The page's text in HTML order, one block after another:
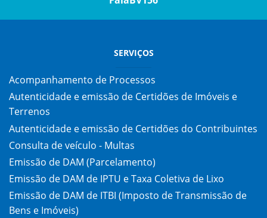
SERVIÇOS
Acompanhamento de Processos
Autenticidade e emissão de Certidões de Imóveis e
Terrenos
Autenticidade e emissão de Certidões do Contribuintes
Consulta de veículo - Multas
Emissão de DAM (Parcelamento)
Emissão de DAM de IPTU e Taxa Coletiva de Lixo
Emissão de DAM de ITBI (Imposto de Transmissão de
Bens e Imóveis)